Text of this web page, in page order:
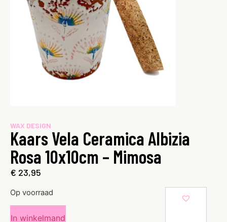
WAX DESIGN
Kaars Vela Ceramica Albizia
Rosa 10x10cm – Mimosa
€ 23,95
Op voorraad
In winkelmand